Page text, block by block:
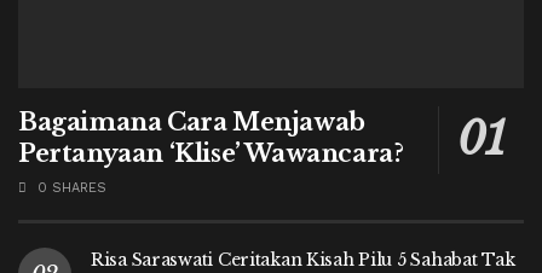
Bagaimana Cara Menjawab
Pertanyaan ‘Klise’ Wawancara?
0 SHARES
Risa Saraswati Ceritakan Kisah Pilu 5 Sahabat Tak